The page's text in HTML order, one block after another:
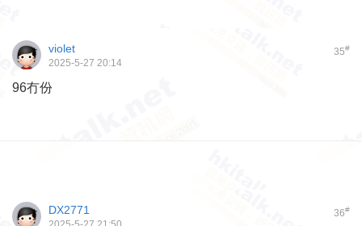
35#
violet
2025-5-27 20:14
96冇份
36#
DX2771